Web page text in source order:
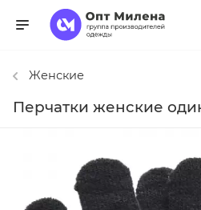
Женские
Перчатки женские